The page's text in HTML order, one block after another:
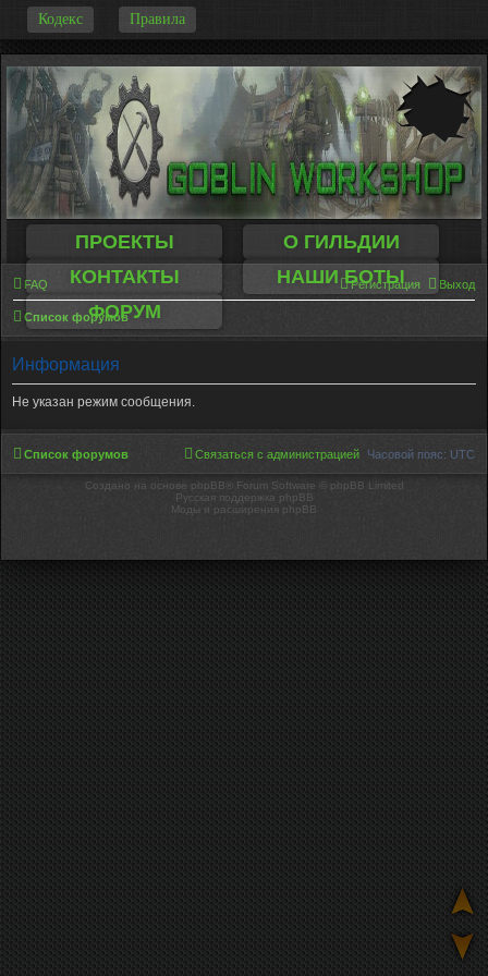
Кодекс Правила
ПРОЕКТЫ
О ГИЛЬДИИ
КОНТАКТЫ
НАШИ БОТЫ
ФОРУМ
FAQ Выход
Регистрация
Список форумов
Информация
Не указан режим сообщения.
Список форумов Часовой пояс: UTC
Связаться с администрацией
Создано на основе phpBB® Forum Software © phpBB Limited
Русская поддержка phpBB
Моды и расширения phpBB